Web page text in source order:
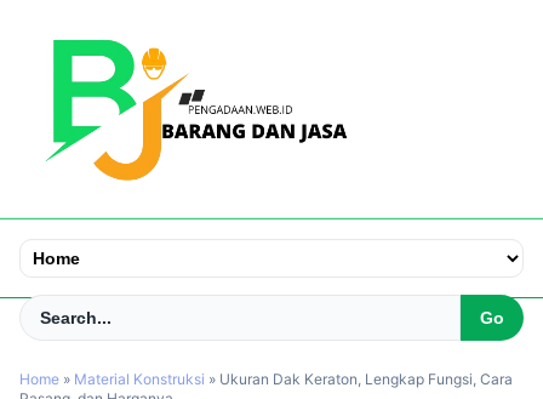
Home » Material Konstruksi » Ukuran Dak Keraton, Lengkap Fungsi, Cara